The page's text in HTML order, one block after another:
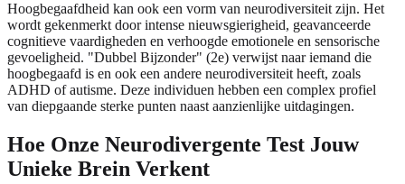
Hoogbegaafdheid kan ook een vorm van neurodiversiteit zijn. Het
wordt gekenmerkt door intense nieuwsgierigheid, geavanceerde
cognitieve vaardigheden en verhoogde emotionele en sensorische
gevoeligheid. "Dubbel Bijzonder" (2e) verwijst naar iemand die
hoogbegaafd is en ook een andere neurodiversiteit heeft, zoals
ADHD of autisme. Deze individuen hebben een complex profiel
van diepgaande sterke punten naast aanzienlijke uitdagingen.
Hoe Onze Neurodivergente Test Jouw
Unieke Brein Verkent